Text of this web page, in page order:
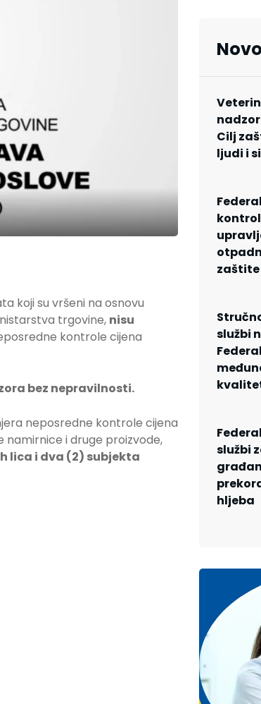
koji su vršeni na osnovu
trgovine, nisu
kontrole cijena
bez nepravilnosti.
neposredne kontrole cijena
namirnice i druge proizvode,
lica i dva (2) subjekta
Cilj
ljudi i
zaštite
službi
službi
hljeba